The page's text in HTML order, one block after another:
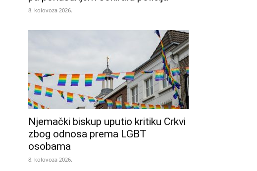
8. kolovoza 2026.
Njemački biskup uputio kritiku Crkvi
zbog odnosa prema LGBT
osobama
8. kolovoza 2026.